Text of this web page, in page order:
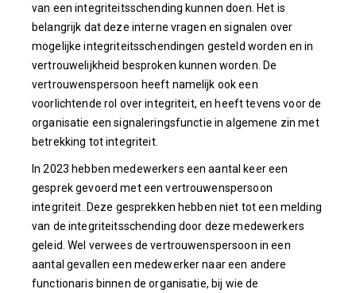
van een integriteitsschending kunnen doen. Het is
belangrijk dat deze interne vragen en signalen over
mogelijke integriteitsschendingen gesteld worden en in
vertrouwelijkheid besproken kunnen worden. De
vertrouwenspersoon heeft namelijk ook een
voorlichtende rol over integriteit, en heeft tevens voor de
organisatie een signaleringsfunctie in algemene zin met
betrekking tot integriteit.
In 2023 hebben medewerkers een aantal keer een
gesprek gevoerd met een vertrouwenspersoon
integriteit. Deze gesprekken hebben niet tot een melding
van de integriteitsschending door deze medewerkers
geleid. Wel verwees de vertrouwenspersoon in een
aantal gevallen een medewerker naar een andere
functionaris binnen de organisatie, bij wie de